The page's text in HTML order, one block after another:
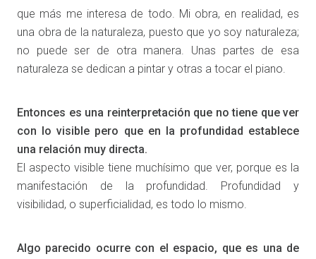
que más me interesa de todo. Mi obra, en realidad, es
una obra de la naturaleza, puesto que yo soy naturaleza;
no puede ser de otra manera. Unas partes de esa
naturaleza se dedican a pintar y otras a tocar el piano.
Entonces es una reinterpretación que no tiene que ver
con lo visible pero que en la profundidad establece
una relación muy directa.
El aspecto visible tiene muchísimo que ver, porque es la
manifestación de la profundidad. Profundidad y
visibilidad, o superficialidad, es todo lo mismo.
Algo parecido ocurre con el espacio, que es una de